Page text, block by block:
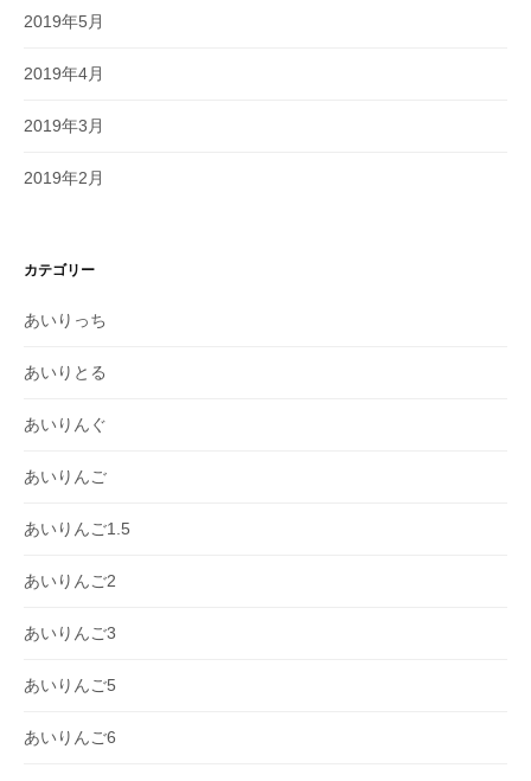
2019年5月
2019年4月
2019年3月
2019年2月
カテゴリー
あいりっち
あいりとる
あいりんぐ
あいりんご
あいりんご1.5
あいりんご2
あいりんご3
あいりんご5
あいりんご6